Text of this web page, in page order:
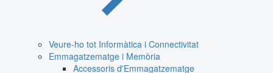
Veure-ho tot Informàtica i Connectivitat
Emmagatzematge i Memòria
Accessoris d'Emmagatzematge